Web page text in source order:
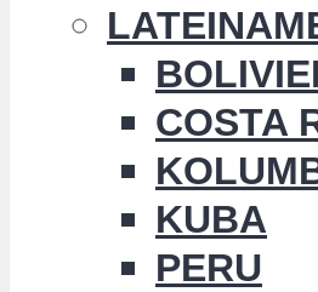
COSTA
KUBA
PERU